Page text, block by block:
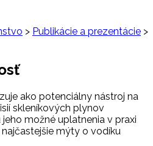
> Publikácie a prezentácie >
ako potenciálny nástroj na
skleníkových plynov
možné uplatnenia v praxi
mýty o vodíku